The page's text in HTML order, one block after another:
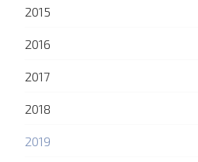
2015
2016
2017
2018
2019